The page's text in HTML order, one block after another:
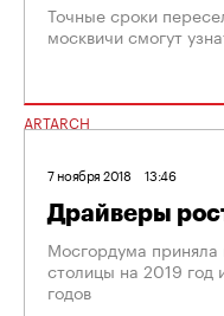
Точные сроки
москвичи смогут
ARTARCH
7 ноября 2018 13:46
Драйверы
Мосгордума
столицы на 2019 год
годов